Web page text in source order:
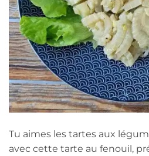
Tu aimes les tartes aux
avec cette tarte au fenouil,